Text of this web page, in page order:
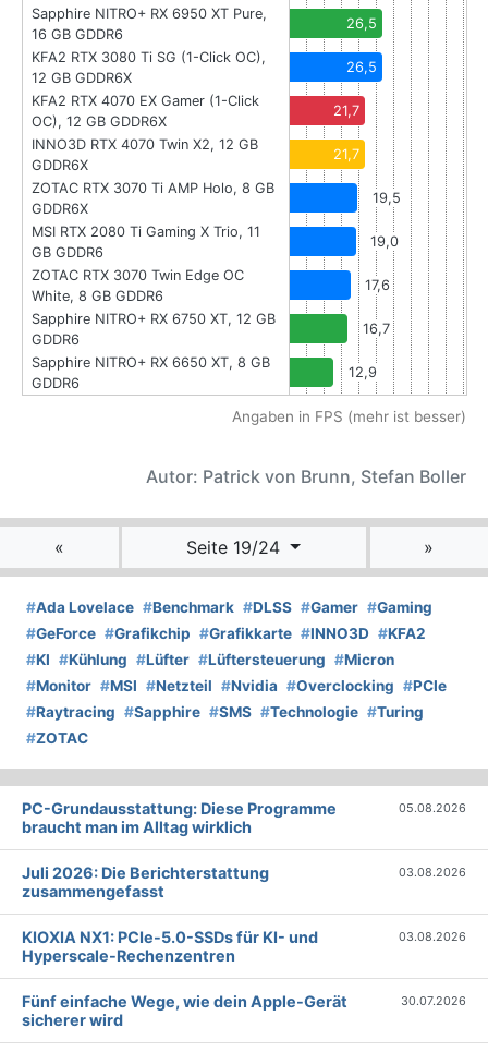
Sapphire NITRO+ RX 6950 XT Pure,
16 GB GDDR6
26,5
KFA2 RTX 3080 Ti SG (1-Click OC),
12 GB GDDR6X
26,5
KFA2 RTX 4070 EX Gamer (1-Click
OC), 12 GB GDDR6X
21,7
INNO3D RTX 4070 Twin X2, 12 GB
GDDR6X
21,7
ZOTAC RTX 3070 Ti AMP Holo, 8 GB
GDDR6X
19,5
MSI RTX 2080 Ti Gaming X Trio, 11
GB GDDR6
19,0
ZOTAC RTX 3070 Twin Edge OC
White, 8 GB GDDR6
17,6
Sapphire NITRO+ RX 6750 XT, 12 GB
GDDR6
16,7
Sapphire NITRO+ RX 6650 XT, 8 GB
GDDR6
12,9
Angaben in FPS (mehr ist besser)
Autor: Patrick von Brunn, Stefan Boller
« Seite 19/24 »
#Ada Lovelace #Benchmark #DLSS #Gamer #Gaming
#GeForce #Grafikchip #Grafikkarte #INNO3D #KFA2
#KI #Kühlung #Lüfter #Lüftersteuerung #Micron
#Monitor #MSI #Netzteil #Nvidia #Overclocking #PCIe
#Raytracing #Sapphire #SMS #Technologie #Turing
#ZOTAC
PC-Grundausstattung: Diese Programme
braucht man im Alltag wirklich
05.08.2026
Juli 2026: Die Bericht­erstattung
zusammengefasst
03.08.2026
KIOXIA NX1: PCIe-5.0-SSDs für KI- und
Hyperscale-Rechenzentren
03.08.2026
Fünf einfache Wege, wie dein Apple-Gerät
sicherer wird
30.07.2026